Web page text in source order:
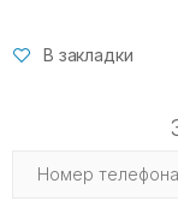
В закладки